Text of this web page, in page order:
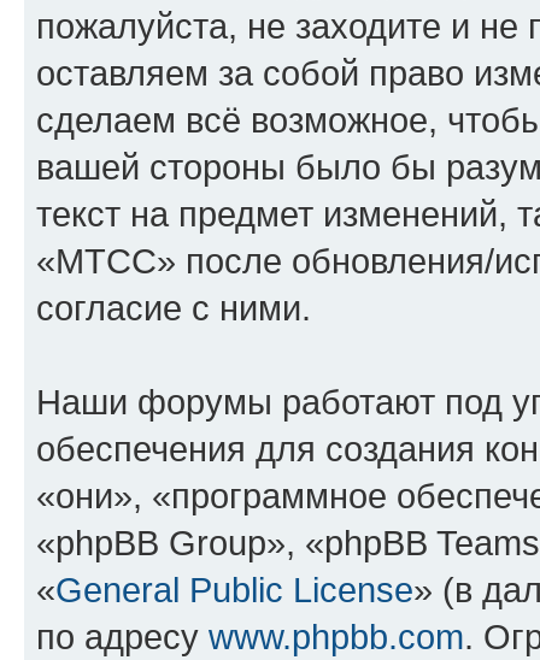
пожалуйста, не заходите и
оставляем за собой право
сделаем всё возможное,
вашей стороны было бы
текст на предмет изменений,
«МТСС» после обновления/
согласие с ними.
Наши форумы работают под
обеспечения для создания
«они», «программное
«phpBB Group», «phpBB
«General Public License» (в
по адресу www.phpbb.com.